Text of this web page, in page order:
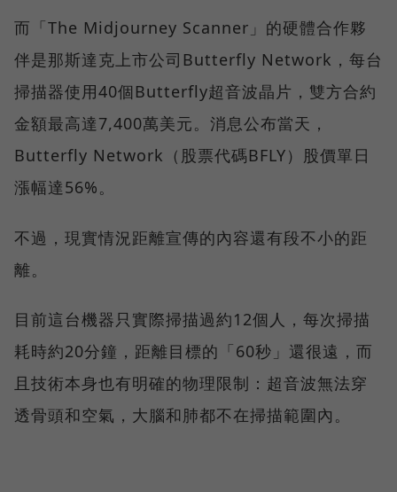
而「The Midjourney Scanner」的硬體合作夥
伴是那斯達克上市公司Butterfly Network，每台
掃描器使用40個Butterfly超音波晶片，雙方合約
金額最高達7,400萬美元。消息公布當天，
Butterfly Network（股票代碼BFLY）股價單日
漲幅達56%。
不過，現實情況距離宣傳的內容還有段不小的距
離。
目前這台機器只實際掃描過約12個人，每次掃描
耗時約20分鐘，距離目標的「60秒」還很遠，而
且技術本身也有明確的物理限制：超音波無法穿
透骨頭和空氣，大腦和肺都不在掃描範圍內。